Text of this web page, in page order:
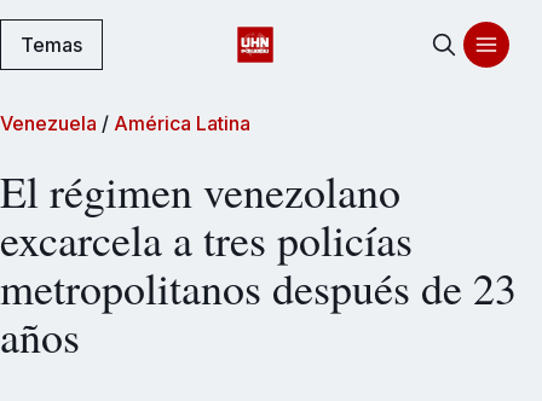
Temas
Venezuela / América Latina
El régimen venezolano
excarcela a tres policías
metropolitanos después de 23
años